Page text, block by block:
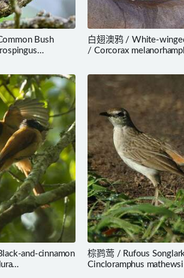
Bush
白翅澳鸦 / White-
/ Corcorax
and-cinnamon
棕鹨莺 / Rufous
Cincloramphus mathewsi